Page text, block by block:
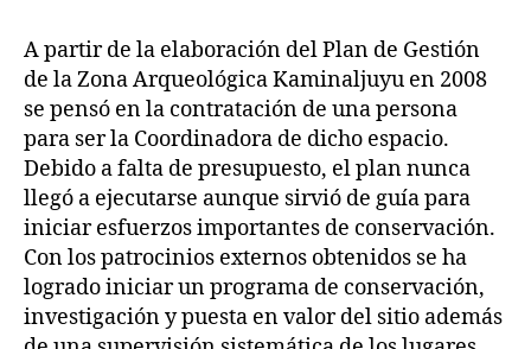
A partir de la elaboración del Plan de Gestión
de la Zona Arqueológica Kaminaljuyu en 2008
se pensó en la contratación de una persona
para ser la Coordinadora de dicho espacio.
Debido a falta de presupuesto, el plan nunca
llegó a ejecutarse aunque sirvió de guía para
iniciar esfuerzos importantes de conservación.
Con los patrocinios externos obtenidos se ha
logrado iniciar un programa de conservación,
investigación y puesta en valor del sitio además